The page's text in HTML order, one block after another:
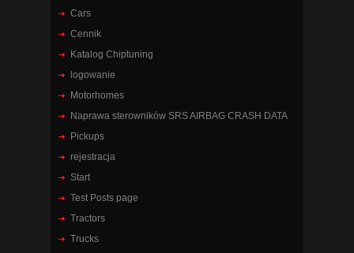
Cars
Cennik
Katalog Chiptuning
logowanie
Motorhomes
Naprawa sterowników SRS AIRBAG CRASH DATA
Pickups
rejestracja
Start
Test Posts page
Tractors
Trucks